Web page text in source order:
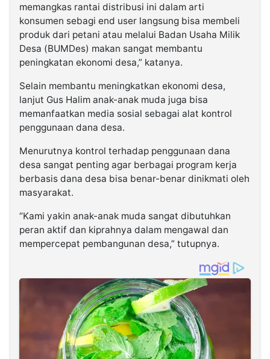
memangkas rantai distribusi ini dalam arti
konsumen sebagi end user langsung bisa membeli
produk dari petani atau melalui Badan Usaha Milik
Desa (BUMDes) makan sangat membantu
peningkatan ekonomi desa,” katanya.
Selain membantu meningkatkan ekonomi desa,
lanjut Gus Halim anak-anak muda juga bisa
memanfaatkan media sosial sebagai alat kontrol
penggunaan dana desa.
Menurutnya kontrol terhadap penggunaan dana
desa sangat penting agar berbagai program kerja
berbasis dana desa bisa benar-benar dinikmati oleh
masyarakat.
“Kami yakin anak-anak muda sangat dibutuhkan
peran aktif dan kiprahnya dalam mengawal dan
mempercepat pembangunan desa,” tutupnya.